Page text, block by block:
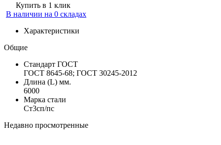
Купить в 1 клик
В наличии на 0 складах
Характеристики
Общие
Стандарт ГОСТ
ГОСТ 8645-68; ГОСТ 30245-2012
Длина (L) мм.
6000
Марка стали
Ст3сп/пс
Недавно просмотренные